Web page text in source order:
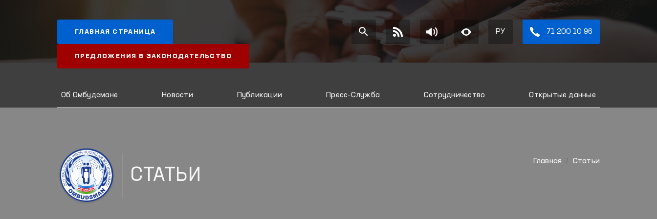
ГЛАВНАЯ СТРАНИЦА
ПРЕДЛОЖЕНИЯ В ЗАКОНОДАТЕЛЬСТВО
РУ 71 200 10 96
Об Омбудсмане Новости Публикации Пресс-Служба Сотрудничество Открытые данные
СТАТЬИ
Главная Статьи